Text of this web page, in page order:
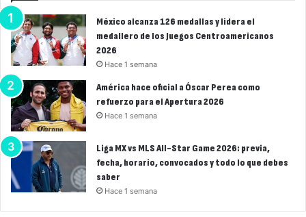
México alcanza 126 medallas y lidera el
medallero de los Juegos Centroamericanos
2026
Hace 1 semana
América hace oficial a Óscar Perea como
refuerzo para el Apertura 2026
Hace 1 semana
Liga MX vs MLS All-Star Game 2026: previa,
fecha, horario, convocados y todo lo que debes
saber
Hace 1 semana